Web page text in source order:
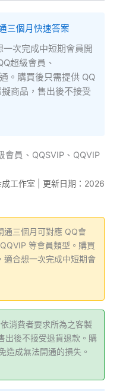
三個月快速答案
次完成中短期會員開
超級會員、
。購買後只需提供 QQ
商品，售出後不接受
會員、QQSVIP、QQVIP
工作室 | 更新日期：2026
通三個月可對應 QQ會
等會員類型。購買
適合想一次完成中短期會
消費者要求所為之客製
出後不接受退貨退款。購
造成無法開通的損失。